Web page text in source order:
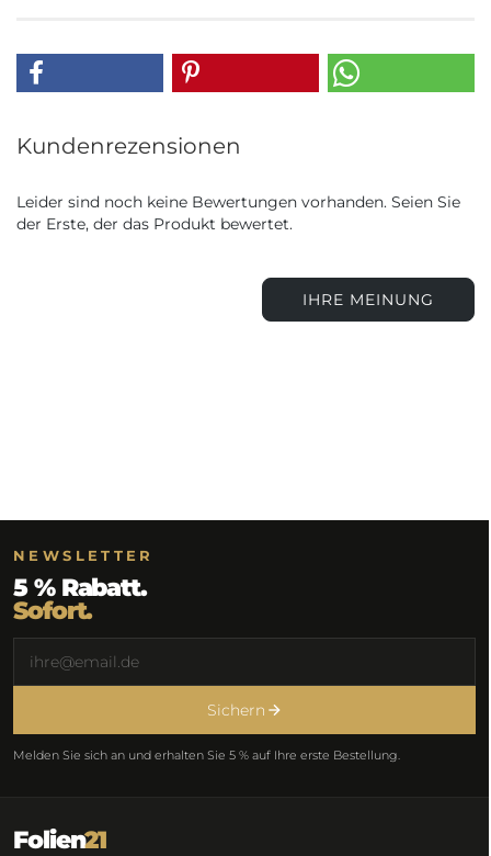
Kundenrezensionen
Leider sind noch keine Bewertungen vorhanden. Seien Sie
der Erste, der das Produkt bewertet.
IHRE MEINUNG
NEWSLETTER
5 % Rabatt.
Sofort.
Sichern
Melden Sie sich an und erhalten Sie 5 % auf Ihre erste Bestellung.
Folien21